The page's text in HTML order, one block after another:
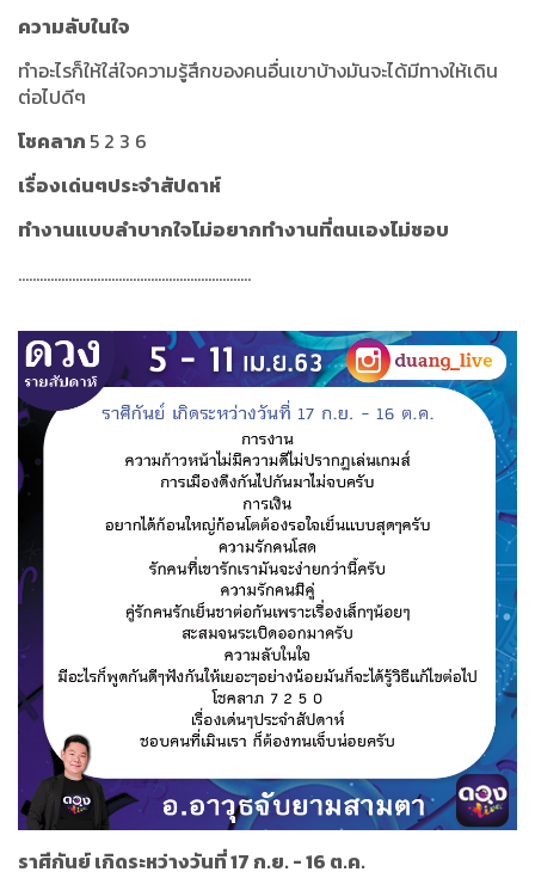
ความลับในใจ
ทำอะไรก็ให้ใส่ใจความรู้สึกของคนอื่นเขาบ้างมันจะได้มีทางให้เดิน
ต่อไปดีๆ
โชคลาภ 5 2 3 6
เรื่องเด่นๆประจำสัปดาห์
ทำงานแบบลำบากใจไม่อยากทำงานที่ตนเองไม่ชอบ
.................................................................
ราศีกันย์ เกิดระหว่างวันที่ 17 ก.ย. - 16 ต.ค.